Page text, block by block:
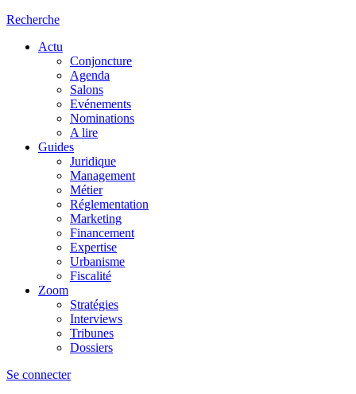
Recherche
Actu
Conjoncture
Agenda
Salons
Evénements
Nominations
A lire
Guides
Juridique
Management
Métier
Réglementation
Marketing
Financement
Expertise
Urbanisme
Fiscalité
Zoom
Stratégies
Interviews
Tribunes
Dossiers
Se connecter